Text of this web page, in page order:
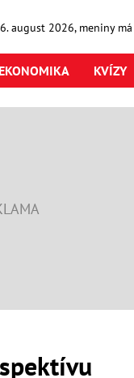
6. august2026, meniny má
EKONOMIKA KVÍZY